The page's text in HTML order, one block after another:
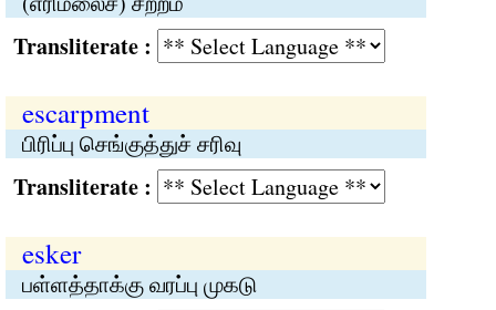
:
escarpment
பிரிப்பு செங்குத்துச் சரிவு
:
esker
பள்ளத்தாக்கு வரப்பு முகடு